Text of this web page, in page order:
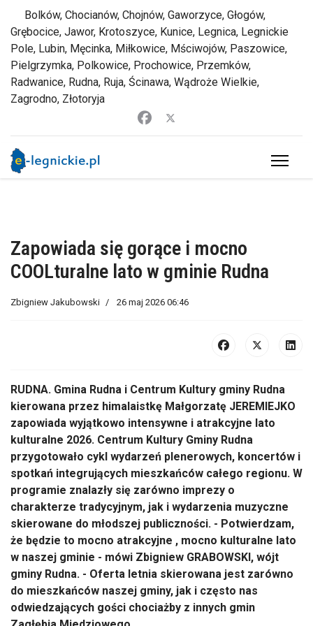
Bolków, Chocianów, Chojnów, Gaworzyce, Głogów,
Grębocice, Jawor, Krotoszyce, Kunice, Legnica, Legnickie
Pole, Lubin, Męcinka, Miłkowice, Mściwojów, Paszowice,
Pielgrzymka, Polkowice, Prochowice, Przemków,
Radwanice, Rudna, Ruja, Ścinawa, Wądroże Wielkie,
Zagrodno, Złotoryja
Zapowiada się gorące i mocno
COOLturalne lato w gminie Rudna
Zbigniew Jakubowski 26 maj 2026 06:46
RUDNA. Gmina Rudna i Centrum Kultury gminy Rudna
kierowana przez himalaistkę Małgorzatę JEREMIEJKO
zapowiada wyjątkowo intensywne i atrakcyjne lato
kulturalne 2026. Centrum Kultury Gminy Rudna
przygotowało cykl wydarzeń plenerowych, koncertów i
spotkań integrujących mieszkańców całego regionu. W
programie znalazły się zarówno imprezy o
charakterze tradycyjnym, jak i wydarzenia muzyczne
skierowane do młodszej publiczności. - Potwierdzam,
że będzie to mocno atrakcyjne , mocno kulturalne lato
w naszej gminie - mówi Zbigniew GRABOWSKI, wójt
gminy Rudna. - Oferta letnia skierowana jest zarówno
do mieszkańców naszej gminy, jak i często nas
odwiedzających gości chociażby z innych gmin